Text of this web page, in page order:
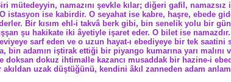
mütedeyyin, namazını şevkle kılar; diğeri gafil,
ise kabirdir. O seyahat ise kabre, haşre, ebede
Bir kısım ehl-i takvâ berk gibi, bin senelik yolu bir
şu hakikate iki âyetiyle işaret eder. O bilet ise
sarf eden ve o uzun hayat-ı ebediyeye bir tek saatini
bin adamın iştirak ettiği bir piyango kumarına yarı malını
dokuz ihtimalle kazancı musaddak bir hazine-i
uzak düştüğünü, kendini âkıl zanneden adam